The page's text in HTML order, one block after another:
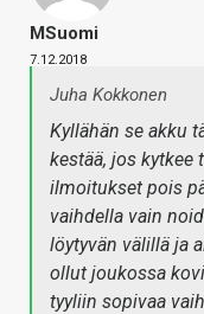
MSuomi
7.12.2018
Juha Kokkonen
Kyllähän se akku
kestää, jos kytkee
ilmoitukset pois
vaihdella vain
löytyvän välillä ja
ollut joukossa
tyyliin sopivaa